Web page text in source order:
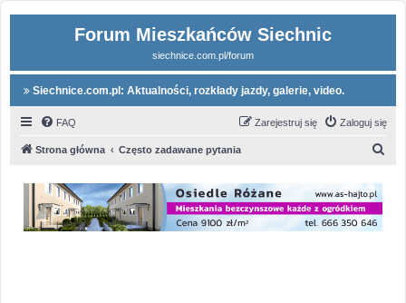
Forum Mieszkańców Siechnic
siechnice.com.pl/forum
Siechnice.com.pl: Aktualności, rozkłady jazdy, galerie, video.
FAQ Zaloguj się
Zarejestruj się
Strona główna Często zadawane pytania